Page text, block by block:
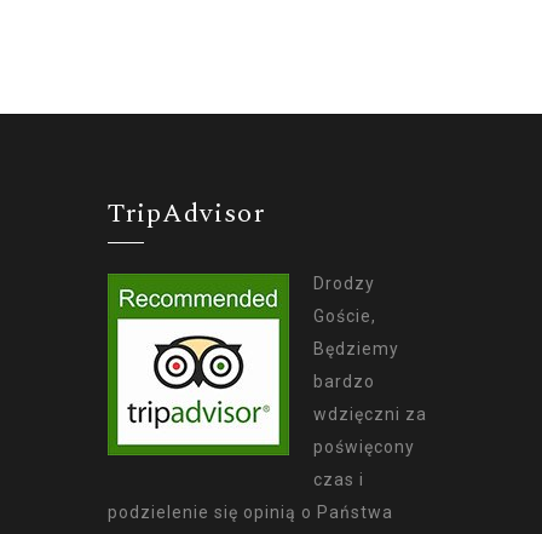
TripAdvisor
Drodzy
Goście,
Będziemy
bardzo
wdzięczni za
poświęcony
czas i
podzielenie się opinią o Państwa